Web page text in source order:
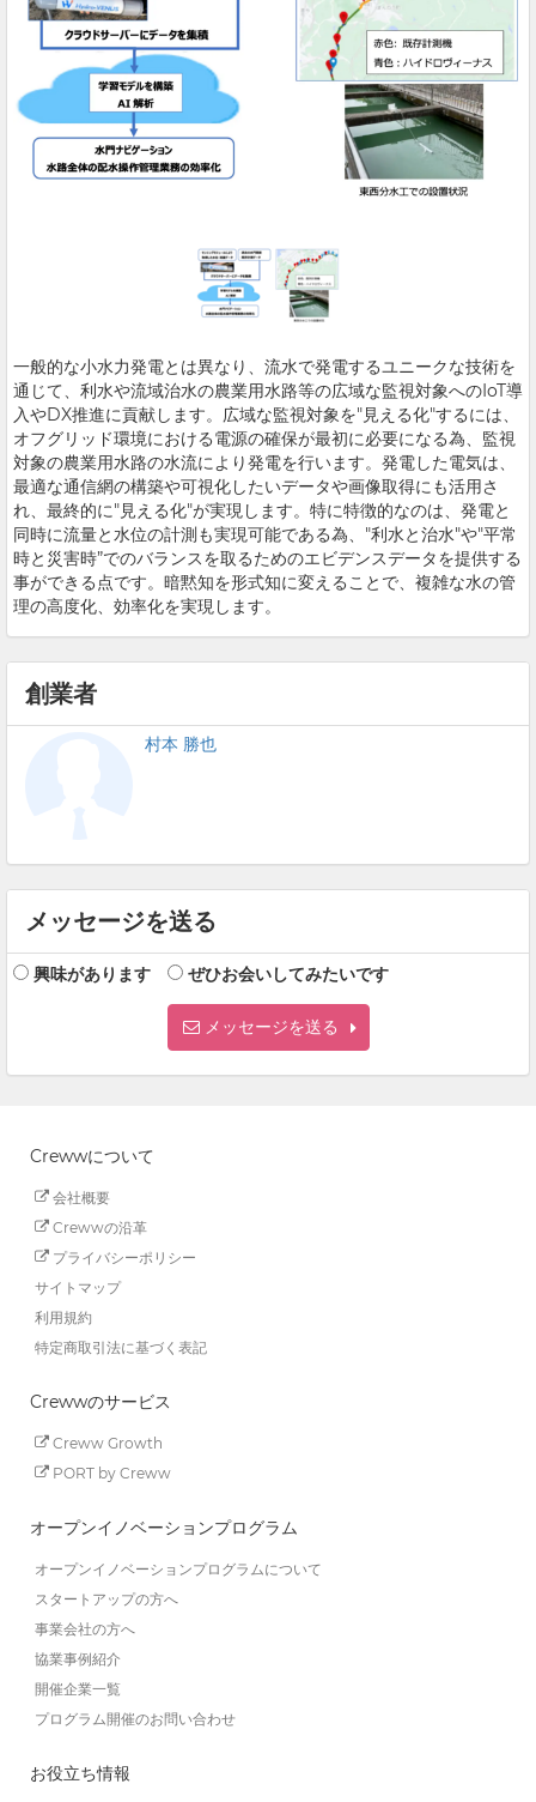
一般的な小水力発電とは異なり、流水で発電するユニークな技術を
通じて、利水や流域治水の農業用水路等の広域な監視対象へのIoT導
入やDX推進に貢献します。広域な監視対象を"見える化"するには、
オフグリッド環境における電源の確保が最初に必要になる為、監視
対象の農業用水路の水流により発電を行います。発電した電気は、
最適な通信網の構築や可視化したいデータや画像取得にも活用さ
れ、最終的に"見える化"が実現します。特に特徴的なのは、発電と
同時に流量と水位の計測も実現可能である為、"利水と治水"や"平常
時と災害時”でのバランスを取るためのエビデンスデータを提供する
事ができる点です。暗黙知を形式知に変えることで、複雑な水の管
理の高度化、効率化を実現します。
創業者
村本 勝也
メッセージを送る
興味があります ぜひお会いしてみたいです
メッセージを送る
Crewwについて
会社概要
Crewwの沿革
プライバシーポリシー
サイトマップ
利用規約
特定商取引法に基づく表記
Crewwのサービス
Creww Growth
PORT by Creww
オープンイノベーションプログラム
オープンイノベーションプログラムについて
スタートアップの方へ
事業会社の方へ
協業事例紹介
開催企業一覧
プログラム開催のお問い合わせ
お役立ち情報